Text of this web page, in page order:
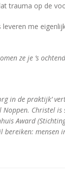
trauma op de
me
ze je ’s
in de praktijk’
Noppen. Christel
Award
bereiken: mensen